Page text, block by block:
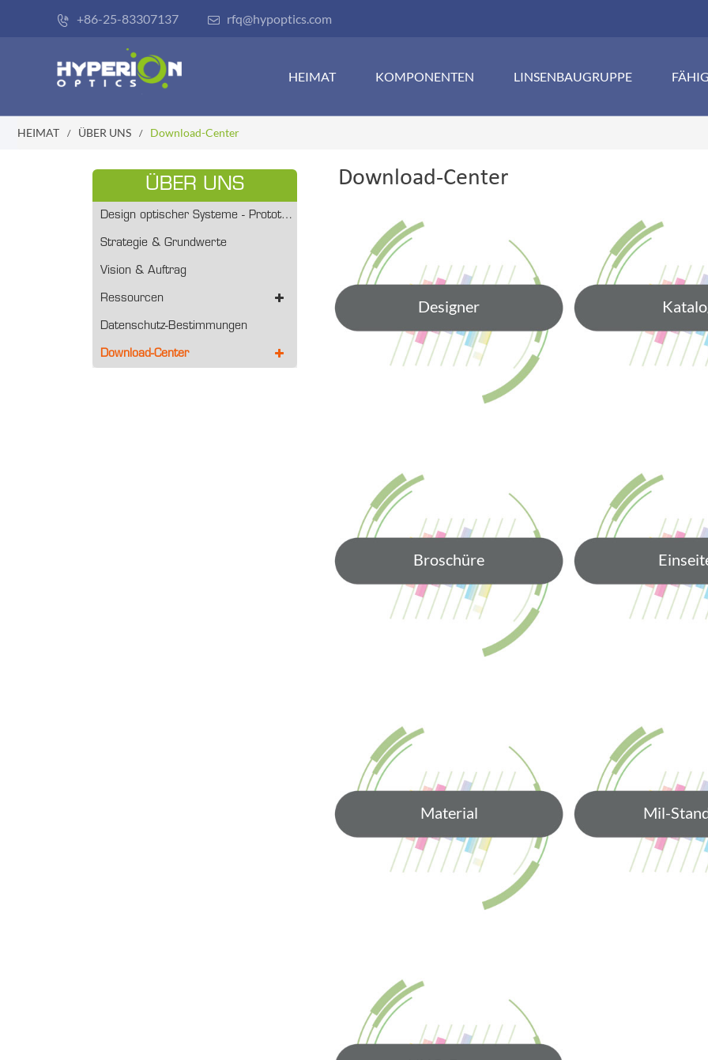
 +86-25-83307137  rfq@hypoptics.com
HEIMAT KOMPONENTEN LINSENBAUGRUPPE
HEIMAT ÜBER UNS Download-Center
ÜBER UNS
Design optischer Systeme - Prototyping/Volumenproduktion
Strategie & Grundwerte
Vision & Auftrag
Ressourcen
Datenschutz-Bestimmungen
Download-Center
Download-Center
Designer
Broschüre
Material Mil-